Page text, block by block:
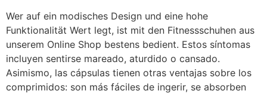
Wer auf ein modisches Design und eine hohe
Funktionalität Wert legt, ist mit den Fitnessschuhen aus
unserem Online Shop bestens bedient. Estos síntomas
incluyen sentirse mareado, aturdido o cansado.
Asimismo, las cápsulas tienen otras ventajas sobre los
comprimidos: son más fáciles de ingerir, se absorben